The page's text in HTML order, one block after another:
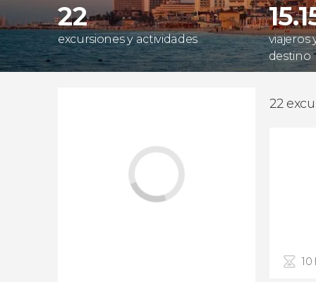
22
excursiones y actividades
viajeros
destino
22
10